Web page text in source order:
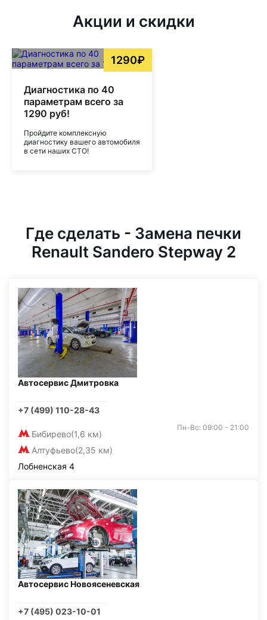
Акции и скидки
1290₽
Диагностика по 40
параметрам всего за
1290 руб!
Пройдите комплексную
диагностику вашего автомобиля
в сети наших СТО!
Где сделать - Замена печки
Renault Sandero Stepway 2
Автосервис Дмитровка
+7 (499) 110-28-43
Бибирево(1,6 км)
Алтуфьево(2,35 км)
Пн-Вс: 09:00 - 21:00
Лобненская 4
Автосервис Новоясеневская
+7 (495) 023-10-01